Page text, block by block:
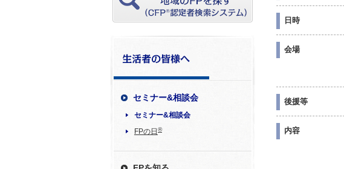
セミナー&相談会
セミナー&相談会
FPの日 ®
日時
会場
後援等
内容